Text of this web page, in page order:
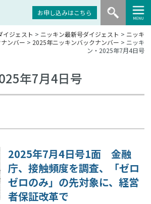
お申し込みはこちら
イジェスト > ニッキン最新号ダイジェスト > ニッキ
ンバー > 2025年ニッキンバックナンバー > ニッキ
ン・2025年7月4日号
年7月4日号
2025年7月4日号1面 金融
庁、接触頻度を調査、「ゼロ
ゼロのみ」の先対象に、経営
者保証改革で